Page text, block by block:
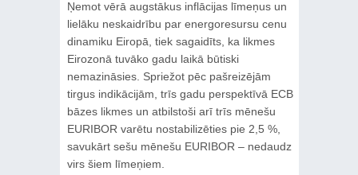
Ņemot vērā augstākus inflācijas līmeņus un
lielāku neskaidrību par energoresursu cenu
dinamiku Eiropā, tiek sagaidīts, ka likmes
Eirozonā tuvāko gadu laikā būtiski
nemazināsies. Spriežot pēc pašreizējām
tirgus indikācijām, trīs gadu perspektīvā ECB
bāzes likmes un atbilstoši arī trīs mēnešu
EURIBOR varētu nostabilizēties pie 2,5 %,
savukārt sešu mēnešu EURIBOR – nedaudz
virs šiem līmeņiem.